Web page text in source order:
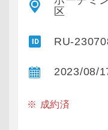
区
RU-
2023/08/
※ 成約済